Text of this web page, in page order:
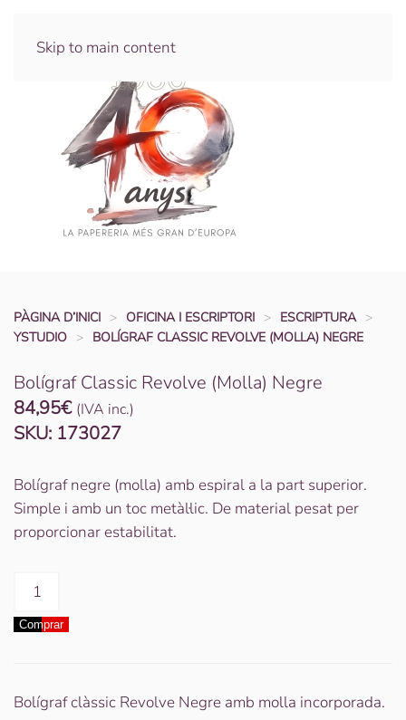
Skip to main content
PÀGINA D’INICI OFICINA I ESCRIPTORI
ESCRIPTURA
YSTUDIO
BOLÍGRAF CLASSIC REVOLVE (MOLLA) NEGRE
Bolígraf Classic Revolve (Molla) Negre
84,95€ (IVA inc.)
SKU: 173027
Bolígraf negre (molla) amb espiral a la part superior.
Simple i amb un toc metàl·lic. De material pesat per
proporcionar estabilitat.
quantitat
Bolígraf
(Molla)
Comprar
Bolígraf clàssic Revolve Negre amb molla incorporada.